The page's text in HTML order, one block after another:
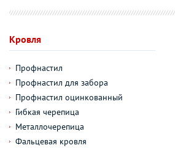
Кровля
Профнастил
Профнастил для забора
Профнастил оцинкованный
Гибкая черепица
Металлочерепица
Фальцевая кровля